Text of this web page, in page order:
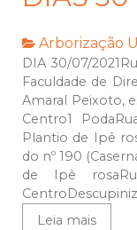
Arborização
DIA 30/07/
Faculdade de
Amaral Peixoto,
Centro1
Plantio de Ipê
do nº 190
de Ipê
Leia mais